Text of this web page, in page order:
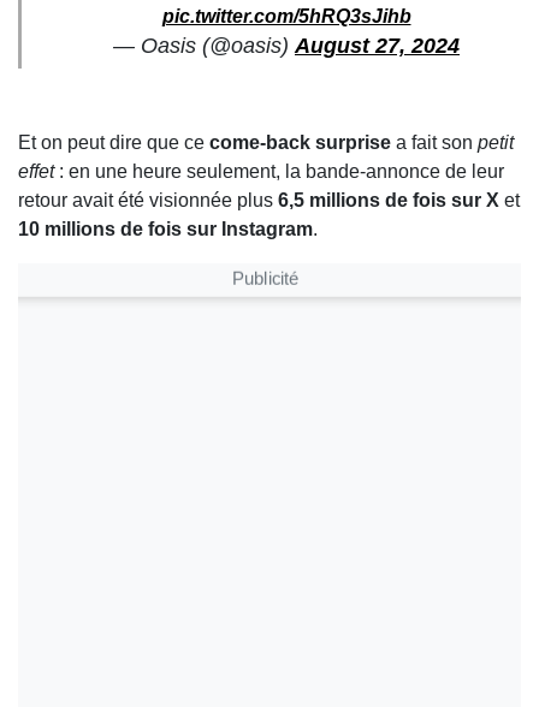
pic.twitter.com/5hRQ3sJihb
— Oasis (@oasis)August 27, 2024
Et on peut dire que ce come-back surprise a fait son petit
effet: en une heure seulement, la bande-annonce de leur
retour avait été visionnée plus 6,5 millions de fois sur X et
10 millions de fois sur Instagram.
Publicité